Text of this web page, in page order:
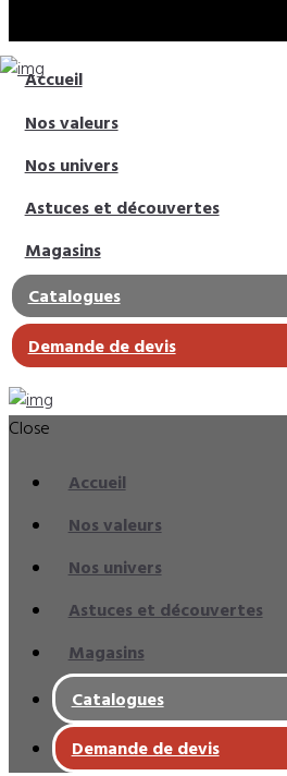
Accueil
Nos valeurs
Nos univers
Astuces et découvertes
Magasins
Catalogues
Demande de devis
Close
Accueil
Nos valeurs
Nos univers
Astuces et découvertes
Magasins
Catalogues
Demande de devis